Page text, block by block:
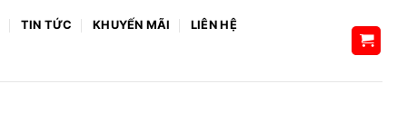
TIN TỨC KHUYẾN MÃI LIÊN HỆ